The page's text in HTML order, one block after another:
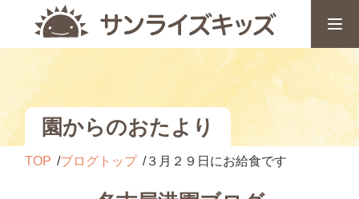
園からのおたより
TOP ブログトップ ３月２９日にお給食です